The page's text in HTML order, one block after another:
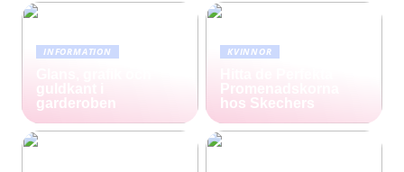
INFORMATION
garderoben
KVINNOR
Promenadskorna
hos Skechers